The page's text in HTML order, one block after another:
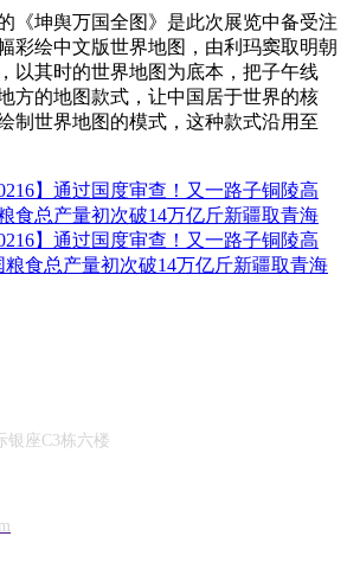
坤舆万国全图》是此次展览中备受注
彩绘中文版世界地图，由利玛窦取明朝
以其时的世界地图为底本，把子午线
方的地图款式，让中国居于世界的核
制世界地图的模式，这种款式沿用至
】通过国度审查！又一路子铜陵高
食总产量初次破14万亿斤新疆取青海
】通过国度审查！又一路子铜陵高
粮食总产量初次破14万亿斤新疆取青海
银座C3栋六楼